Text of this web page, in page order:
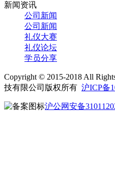
新闻资讯
公司新闻
公司新闻
礼仪大赛
礼仪论坛
学员分享
Copyright © 2015-2018 All
技有限公司版权所有 沪ICP备
沪公网安备